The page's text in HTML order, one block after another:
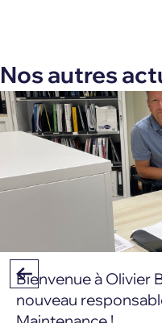
Nos autres
Bienvenue à Olivier
nouveau